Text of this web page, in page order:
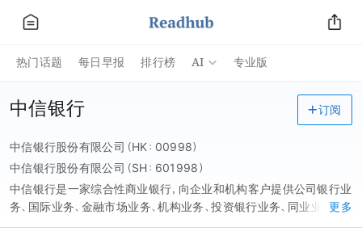
热门话题 每日早报 排行榜 AI 专业版
中信银行
中信银行股份有限公司（HK：00998）
中信银行股份有限公司（SH：601998）
中信银行是一家综合性商业银行，向企业和机构客户提供公司银行业
务、国际业务、金融市场业务、机构业务、投资银行业务、同业业务、托
管业务等综合金融解决方案，向个人客户提供一般零售银行、信用
更多
订阅